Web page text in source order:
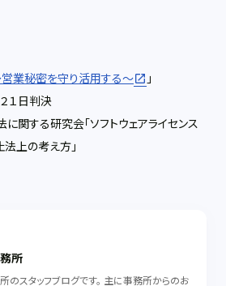
業秘密を守り活用する～
」
１日判決
関する研究会「ソフトウェアライセンス
上の考え方」
所
のスタッフブログです。 主に事務所からのお